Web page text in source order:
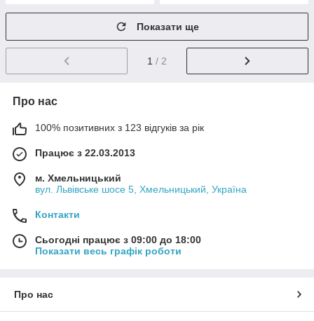
Показати ще
1 / 2
Про нас
100% позитивних з 123 відгуків за рік
Працює з 22.03.2013
м. Хмельницький
вул. Львівське шосе 5, Хмельницький, Україна
Контакти
Сьогодні працює з 09:00 до 18:00
Показати весь графік роботи
Про нас